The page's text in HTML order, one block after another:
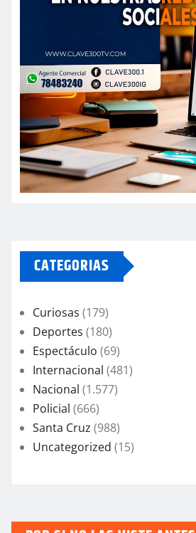
CATEGORIAS
Curiosas (179)
Deportes (180)
Espectáculo (69)
Internacional (481)
Nacional (1.577)
Policial (666)
Santa Cruz (988)
Uncategorized (15)